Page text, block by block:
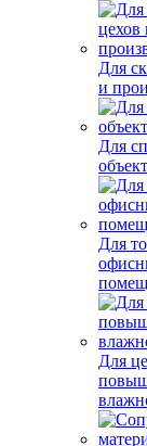
Для
и
Для
Для
Для